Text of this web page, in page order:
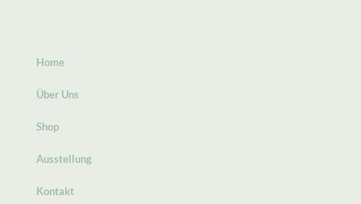
Home
Über Uns
Shop
Ausstellung
Kontakt